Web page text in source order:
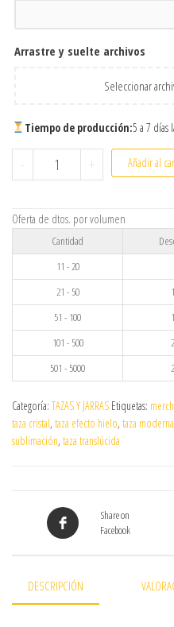
Arrastre y suelte archivos
Seleccionar
Tiempo de producción:5 a 7 días
- Taza de cristal efecto
+ Añadir al
Oferta de dtos. por volumen
Cantidad
11 - 20
21 - 50
51 - 100
101 - 500
501 - 5000
Categoría: TAZAS Y JARRAS Etiquetas:
taza cristal, taza efecto hielo, taza moderna
sublimación, taza translúcida
Share on
Facebook
DESCRIPCIÓN